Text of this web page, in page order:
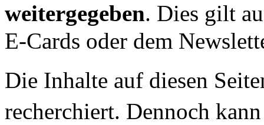
weitergegeben. Dies gilt
E-Cards oder dem
Die Inhalte auf diesen
recherchiert. Dennoch